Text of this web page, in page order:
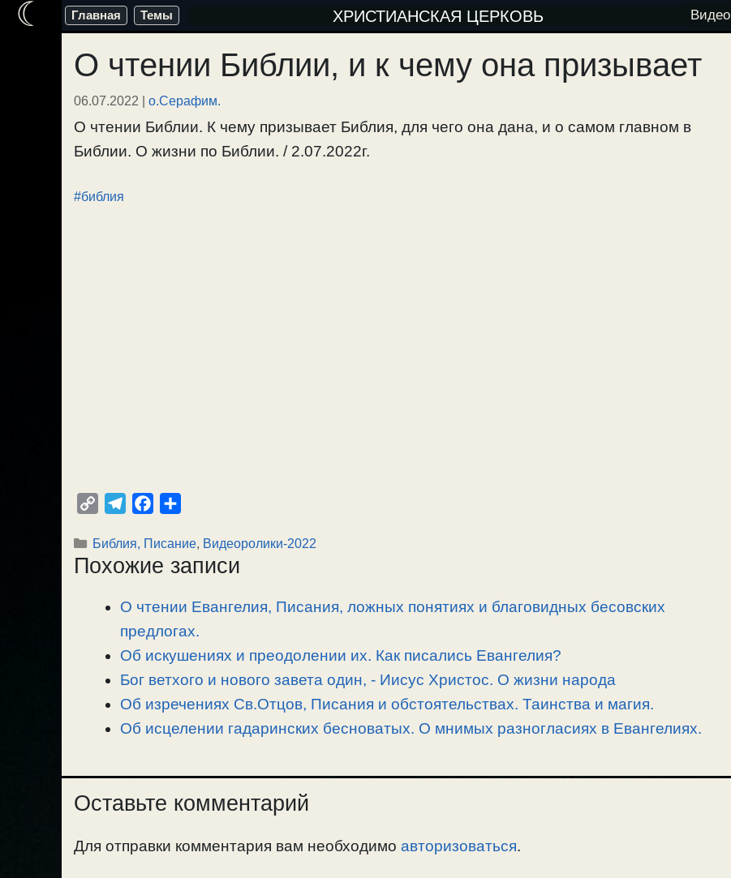
Перейти
содержимому
Главная Темы ХРИСТИАНСКАЯ ЦЕРКОВЬ Видео
О чтении Библии, и к чему она призывает
06.07.2022 | о.Серафим.
О чтении Библии. К чему призывает Библия, для чего она дана, и о самом главном в
Библии. О жизни по Библии. / 2.07.2022г.
#библия
p
y
l
e
r
a
m
c
e
o
o
k
п
р
в
и
т
Рубрики
Библия, Писание, Видеоролики-2022
Похожие записи
О чтении Евангелия, Писания, ложных понятиях и благовидных бесовских
предлогах.
Об искушениях и преодолении их. Как писались Евангелия?
Бог ветхого и нового завета один, -­ Иисус Христос. О жизни народа
Об изречениях Св.Отцов, Писания и обстоятельствах. Таинства и магия.
Об исцелении гадаринских бесноватых. О мнимых разногласиях в Евангелиях.
Оставьте комментарий
Для отправки комментария вам необходимо авторизоваться.
☾